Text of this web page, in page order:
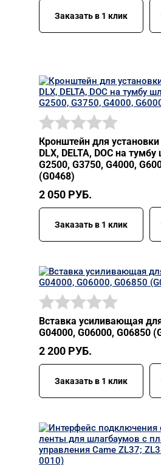
Заказать в 1 клик
Кронштейн для
DLX, DELTA, DOC на
G2500, G3750, G4000,
(G0468)
2 050 РУБ.
Заказать в 1 клик
Вставка усиливающая
G04000, G06000, G06850
2 200 РУБ.
Заказать в 1 клик